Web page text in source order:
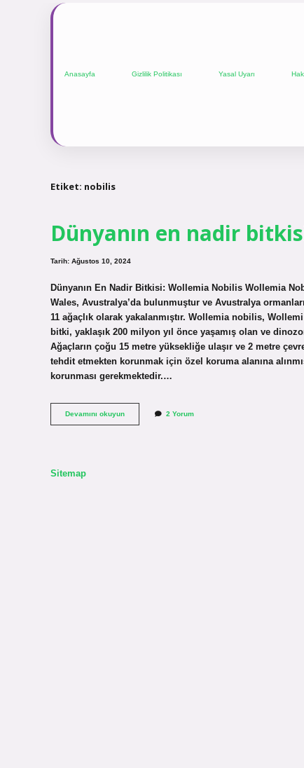
Anasayfa Gizlilik Politikası Yasal Uyarı
Etiket: nobilis
Dünyanın en nadir
Tarih: Ağustos 10, 2024
Dünyanın En Nadir Bitkisi: Wollemia Nobilis Wollemia
Wales, Avustralya’da bulunmuştur ve Avustralya
11 ağaçlık olarak yakalanmıştır. Wollemia nobilis,
bitki, yaklaşık 200 milyon yıl önce yaşamış olan ve
Ağaçların çoğu 15 metre yüksekliğe ulaşır ve 2 metre
tehdit etmekten korunmak için özel koruma alanına
korunması gerekmektedir.…
Devamını okuyunDünyanın
en
2 Yorum
Sitemap